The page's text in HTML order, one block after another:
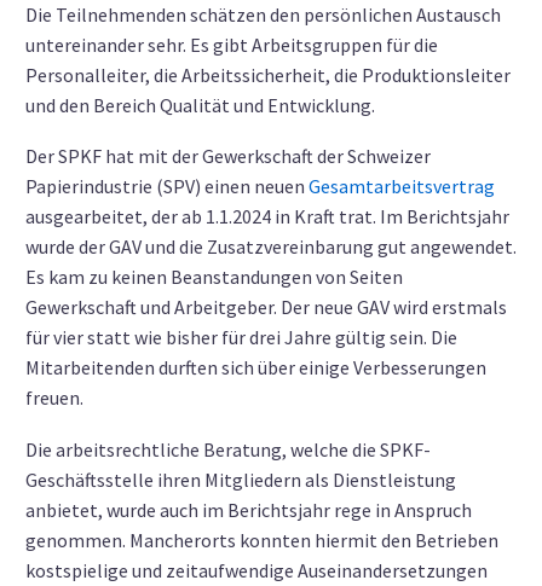
Die Teilnehmenden schätzen den persönlichen Austausch
untereinander sehr. Es gibt Arbeitsgruppen für die
Personalleiter, die Arbeitssicherheit, die Produktionsleiter
und den Bereich Qualität und Entwicklung.
Der SPKF hat mit der Gewerkschaft der Schweizer
Papierindustrie (SPV) einen neuen Gesamtarbeitsvertrag
ausgearbeitet, der ab 1.1.2024 in Kraft trat. Im Berichtsjahr
wurde der GAV und die Zusatzvereinbarung gut angewendet.
Es kam zu keinen Beanstandungen von Seiten
Gewerkschaft und Arbeitgeber. Der neue GAV wird erstmals
für vier statt wie bisher für drei Jahre gültig sein. Die
Mitarbeitenden durften sich über einige Verbesserungen
freuen.
Die arbeitsrechtliche Beratung, welche die SPKF-
Geschäftsstelle ihren Mitgliedern als Dienstleistung
anbietet, wurde auch im Berichtsjahr rege in Anspruch
genommen. Mancherorts konnten hiermit den Betrieben
kostspielige und zeitaufwendige Auseinandersetzungen